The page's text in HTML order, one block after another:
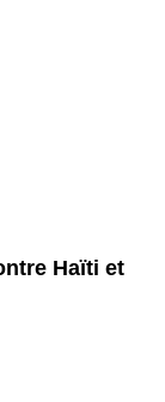
Haïti et